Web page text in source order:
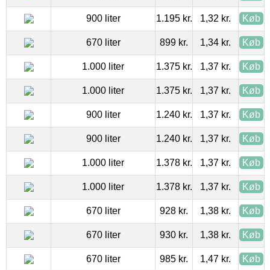
900 liter 1.195 kr. 1,32 kr. Køb
670 liter 899 kr. 1,34 kr. Køb
1.000 liter 1.375 kr. 1,37 kr. Køb
1.000 liter 1.375 kr. 1,37 kr. Køb
900 liter 1.240 kr. 1,37 kr. Køb
900 liter 1.240 kr. 1,37 kr. Køb
1.000 liter 1.378 kr. 1,37 kr. Køb
1.000 liter 1.378 kr. 1,37 kr. Køb
670 liter 928 kr. 1,38 kr. Køb
670 liter 930 kr. 1,38 kr. Køb
670 liter 985 kr. 1,47 kr. Køb